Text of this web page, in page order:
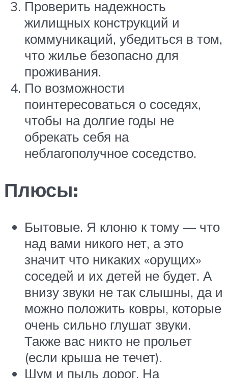
Проверить надежность
жилищных конструкций и
коммуникаций, убедиться в том,
что жилье безопасно для
проживания.
По возможности
поинтересоваться о соседях,
чтобы на долгие годы не
обрекать себя на
неблагополучное соседство.
Плюсы:
Бытовые. Я клоню к тому — что
над вами никого нет, а это
значит что никаких «орущих»
соседей и их детей не будет. А
внизу звуки не так слышны, да и
можно положить ковры, которые
очень сильно глушат звуки.
Также вас никто не прольет
(если крыша не течет).
Шум и пыль дорог. На